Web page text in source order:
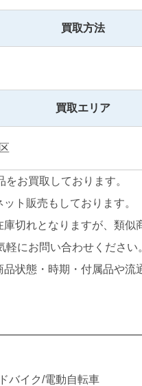
買取方法
買取エリア
お買取しております。
ト販売もしております。
切れとなりますが、類似
軽にお問い合わせください
状態・時期・付属品や流
バイク/電動自転車